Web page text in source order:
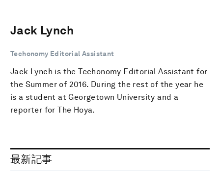
Jack Lynch
Techonomy Editorial Assistant
Jack Lynch is the Techonomy Editorial Assistant for
the Summer of 2016. During the rest of the year he
is a student at Georgetown University and a
reporter for The Hoya.
最新記事